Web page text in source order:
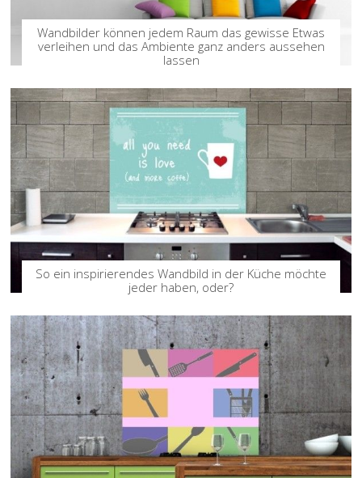
Wandbilder können jedem Raum das gewisse Etwas
verleihen und das Ambiente ganz anders aussehen
lassen
So ein inspirierendes Wandbild in der Küche möchte
jeder haben, oder?